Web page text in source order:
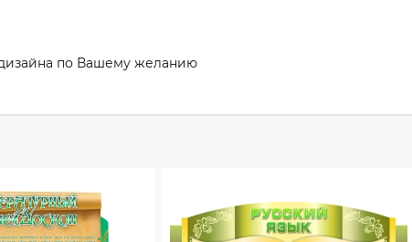
по Вашему желанию